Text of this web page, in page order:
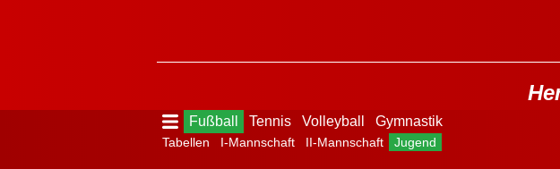
Fußball Tennis Volleyball Gymnastik
Tabellen I-Mannschaft II-Mannschaft Jugend